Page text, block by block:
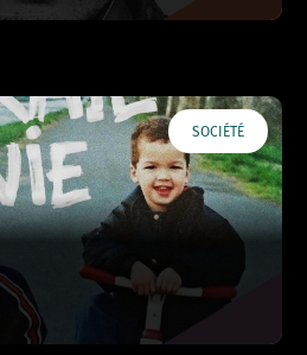
SOCIÉTÉ